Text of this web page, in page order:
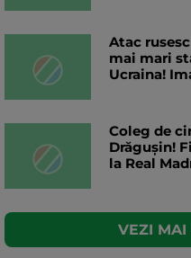
Atac
mai mari
Ucraina!
Coleg de
Drăgușin!
la Real
VEZI MAI